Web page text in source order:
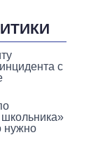
с
нужно